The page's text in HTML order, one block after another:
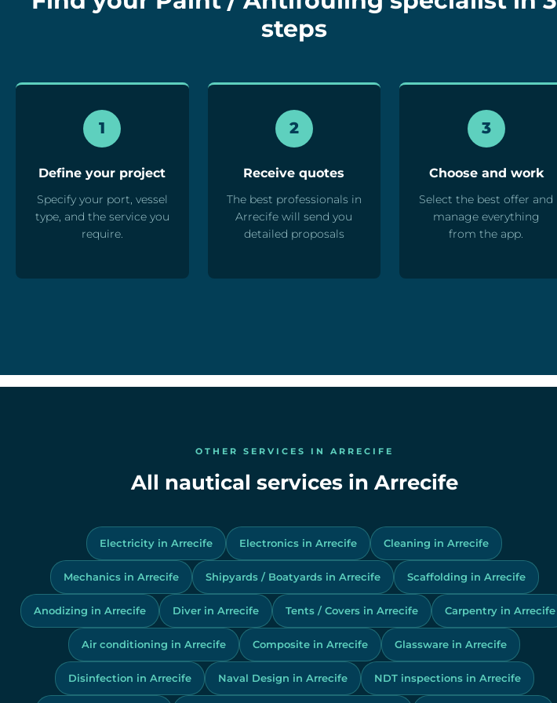
steps
1
Define your project
Specify your port, vessel
type, and the service you
require.
2
Receive quotes
The best professionals in
Arrecife will send you
detailed proposals
3
Choose and work
Select the best offer and
manage everything
from the app.
OTHER SERVICES IN ARRECIFE
All nautical services in Arrecife
Electricity in Arrecife Electronics in Arrecife Cleaning in Arrecife
Mechanics in Arrecife Shipyards / Boatyards in Arrecife Scaffolding in Arrecife
Anodizing in Arrecife Diver in Arrecife Tents / Covers in Arrecife Carpentry in Arrecife
Air conditioning in Arrecife Composite in Arrecife Glassware in Arrecife
Disinfection in Arrecife Naval Design in Arrecife NDT inspections in Arrecife